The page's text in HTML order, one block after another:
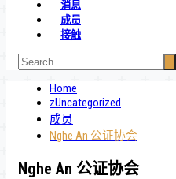
消息
成员
接触
Home
zUncategorized
成员
Nghe An 公证协会
Nghe An 公证协会